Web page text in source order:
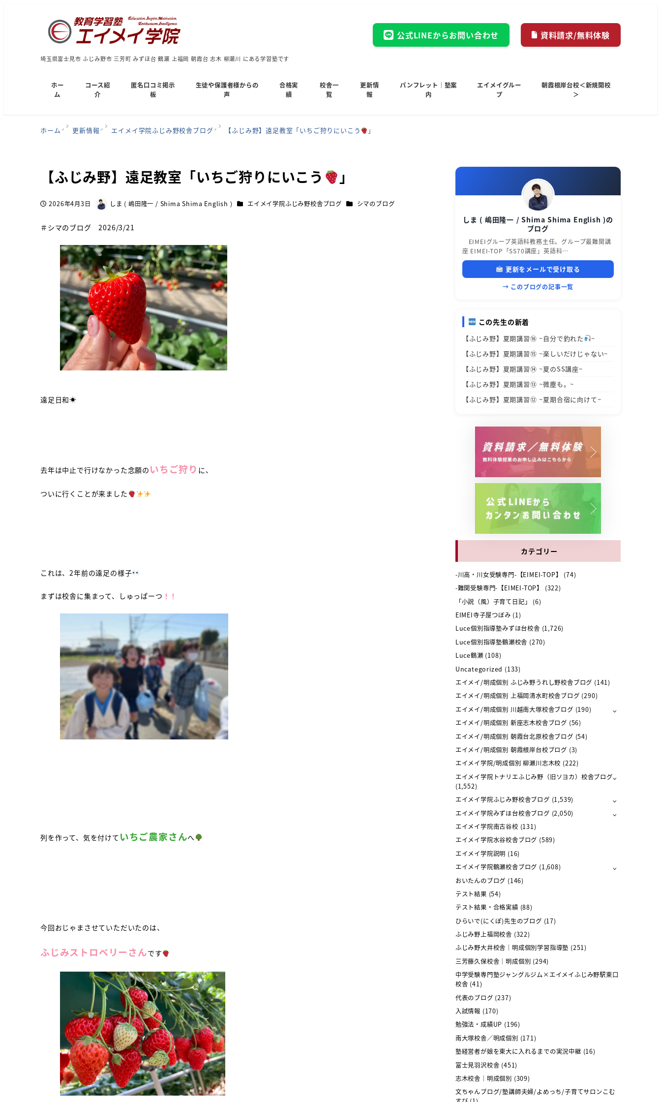
埼玉県富士見市 ふじみ野市 三芳町 みずほ台 鶴瀬 上福岡 朝霞台 志木 柳瀬川 にある学習塾です
公式LINEからお問い合わせ 資料請求/無料体験
ホー
ム
コース紹
介
匿名口コミ掲示
板
生徒や保護者様からの
声
合格実
績
校舎一
覧
更新情
報
パンフレット｜塾案
内
エイメイグルー
プ
朝霞根岸台校＜新規開校
＞
ホーム 更新情報 エイメイ学院ふじみ野校舎ブログ 【ふじみ野】遠足教室「いちご狩りにいこう 」
【ふじみ野】遠足教室「いちご狩りにいこう 」
投稿日2026年4月3日
著
しま ( 嶋田隆一 / Shima Shima English ) カテゴリー
エイメイ学院ふじみ野校舎ブログ カテゴリー
シマのブログ
＃シマのブログ 2026/3/21
遠足日和☀
去年は中止で行けなかった念願の いちご狩り に、
ついに行くことが来ました
これは、2年前の遠足の様子
まずは校舎に集まって、しゅっぱーつ ！！
列を作って、気を付けて いちご農家さんへ
今回おじゃまさせていただいたのは、
ふじみストロベリーさんです
しま ( 嶋田隆一 / Shima Shima English )の
ブログ
EIMEIグループ英語科教務主任。グループ最難関講
座 EIMEI-TOP「SS70講座」英語科…
更新をメールで受け取る
→ このブログの記事一覧
この先生の新着
【ふじみ野】夏期講習⑯ ~自分で釣れた
~
【ふじみ野】夏期講習⑮ ~楽しいだけじゃない~
【ふじみ野】夏期講習⑭ ~夏のSS講座~
【ふじみ野】夏期講習⑬ ~微塵も。~
【ふじみ野】夏期講習⑫ ~夏期合宿に向けて~
カテゴリー
-川高・川女受験専門-【EIMEI-TOP】
(74)
-難関受験専門-【EIMEI-TOP】
(322)
「小説（風）子育て日記」
(6)
EIMEI寺子屋つぼみ (1)
Luce個別指導塾みずほ台校舎 (1,726)
Luce個別指導塾鶴瀬校舎 (270)
Luce鶴瀬 (108)
Uncategorized (133)
エイメイ/明成個別 ふじみ野うれし野校舎ブログ (141)
エイメイ/明成個別 上福岡清水町校舎ブログ (290)
エイメイ/明成個別 川越南大塚校舎ブログ (190)
エイメイ/明成個別 新座志木校舎ブログ (56)
エイメイ/明成個別 朝霞台北原校舎ブログ (54)
エイメイ/明成個別 朝霞根岸台校ブログ (3)
エイメイ学院/明成個別 柳瀬川志木校 (222)
エイメイ学院トナリエふじみ野（旧ソヨカ）校舎ブログ
(1,552)
エイメイ学院ふじみ野校舎ブログ (1,539)
エイメイ学院みずほ台校舎ブログ (2,050)
エイメイ学院南古谷校 (131)
エイメイ学院水谷校舎ブログ (589)
エイメイ学院説明 (16)
エイメイ学院鶴瀬校舎ブログ (1,608)
おいたんのブログ (146)
テスト結果 (54)
テスト結果・合格実績 (88)
ひらいで(にくぽ)先生のブログ (17)
ふじみ野上福岡校舎 (322)
ふじみ野大井校舎｜明成個別学習指導塾 (251)
三芳藤久保校舎｜明成個別 (294)
中学受験専門塾ジャングルジム×エイメイふじみ野駅東口
校舎 (41)
代表のブログ (237)
入試情報 (170)
勉強法・成績UP (196)
南大塚校舎／明成個別 (171)
塾経営者が娘を東大に入れるまでの実況中継 (16)
富士見羽沢校舎 (451)
志木校舎｜明成個別 (309)
文ちゃんブログ/塾講師夫婦/よめっち/子育てサロンこむ